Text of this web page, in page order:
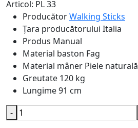
Articol: PL 33
ProducătorWalking Sticks
Țara producătorului Italia
Produs Manual
Material baston Fag
Material mâner Piele naturală
Greutate 120 kg
Lungime91 cm
-